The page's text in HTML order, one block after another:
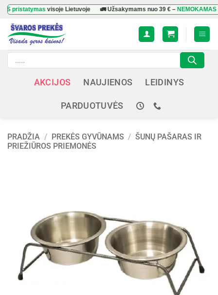
Skip
content
visoje Lietuvoje 🚛 Užsakymams nuo39 €–NEMOKAMAS
Products
search
AKCIJOS NAUJIENOS LEIDINYS
PARDUOTUVĖS
PRADŽIA / PREKĖS GYVŪNAMS / ŠUNŲ PAŠARAS IR
PRIEŽIŪROS PRIEMONĖS